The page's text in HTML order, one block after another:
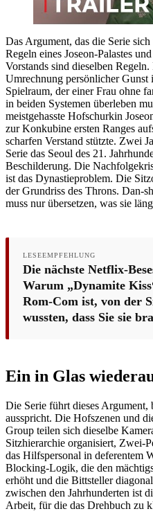
Das Argument, das die Serie
Regeln eines Joseon-Palastes
Vorstands sind dieselben
Umrechnung persönlicher
Spielraum, der einer Frau ohne
in beiden Systemen überleben
meistgehasste Hofschurkin
zur Konkubine ersten Ranges
scharfen Verstand stützte. Zwei
Serie das Seoul des 21.
Beschilderung. Die
ist das Dynastieproblem. Die
der Grundriss des Throns. Dan-
muss nur übersetzen, was sie
LESEEMPFEHLUNG
Die nächste Netflix-
Warum „Dynamite
Rom-Com ist, von der
wussten, dass Sie sie
Ein in Glas
Die Serie führt dieses Argument,
ausspricht. Die Hofszenen und
Group teilen sich dieselbe
Sitzhierarchie organisiert, Zwei-
das Hilfspersonal in deferentem
Blocking-Logik, die den
erhöht und die Bittsteller
zwischen den Jahrhunderten ist
Arbeit, für die das Drehbuch zu